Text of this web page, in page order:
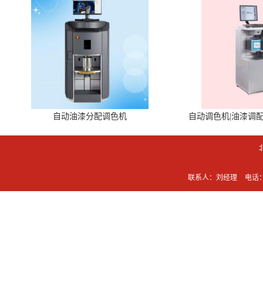
自动油漆分配调色机 自动调色机|油漆调
联系人：刘经理 电话